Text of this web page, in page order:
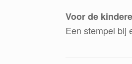
Voor de
Een stempel bij